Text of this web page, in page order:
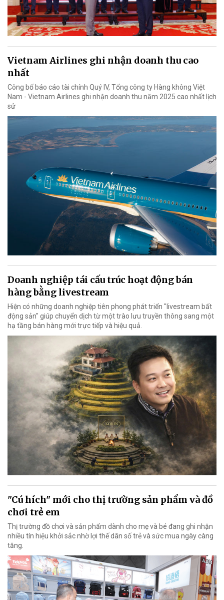
Vietnam Airlines ghi nhận doanh thu cao
nhất
Công bố báo cáo tài chính Quý IV, Tổng công ty Hàng không Việt
Nam - Vietnam Airlines ghi nhận doanh thu năm 2025 cao nhất lịch
sử
Doanh nghiệp tái cấu trúc hoạt động bán
hàng bằng livestream
Hiện có những doanh nghiệp tiên phong phát triển "livestream bất
động sản" giúp chuyển dịch từ một trào lưu truyền thông sang một
hạ tầng bán hàng mới trực tiếp và hiệu quả.
"Cú hích" mới cho thị trường sản phẩm và đồ
chơi trẻ em
Thị trường đồ chơi và sản phẩm dành cho mẹ và bé đang ghi nhận
nhiều tín hiệu khởi sắc nhờ lợi thế dân số trẻ và sức mua ngày càng
tăng.